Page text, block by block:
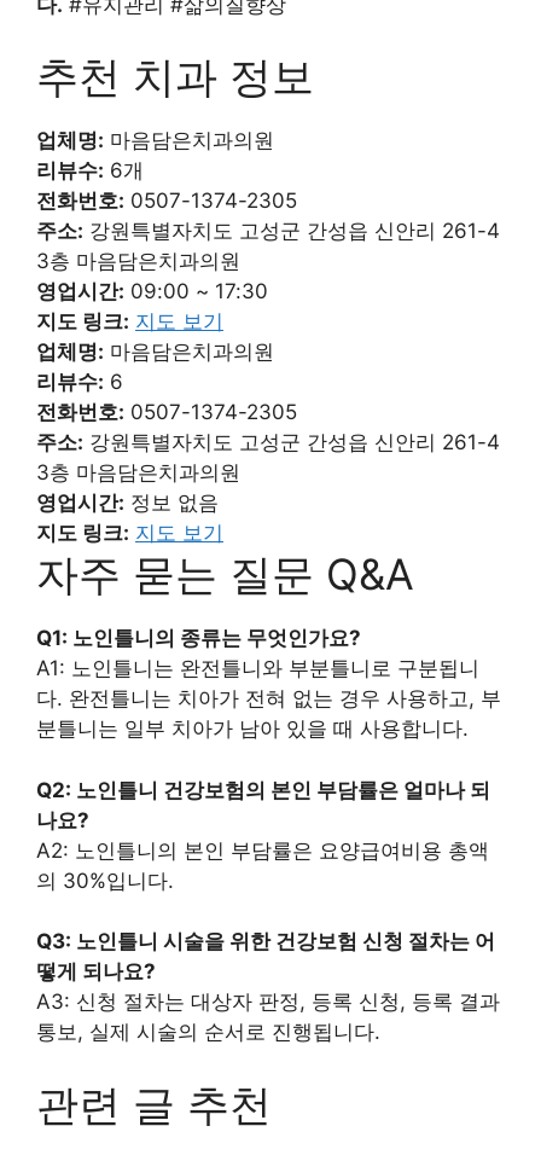
추천 치과 정보
업체명: 마음담은치과의원
리뷰수: 6개
전화번호: 0507-1374-2305
주소: 강원특별자치도 고성군 간성읍 신안리 261-4
3층 마음담은치과의원
영업시간: 09:00 ~ 17:30
지도 링크: 지도 보기
업체명: 마음담은치과의원
리뷰수: 6
전화번호: 0507-1374-2305
주소: 강원특별자치도 고성군 간성읍 신안리 261-4
3층 마음담은치과의원
영업시간: 정보 없음
지도 링크: 지도 보기
자주 묻는 질문 Q&A
Q1: 노인틀니의 종류는 무엇인가요?
A1: 노인틀니는 완전틀니와 부분틀니로 구분됩니
다. 완전틀니는 치아가 전혀 없는 경우 사용하고, 부
분틀니는 일부 치아가 남아 있을 때 사용합니다.
Q2: 노인틀니 건강보험의 본인 부담률은 얼마나 되
나요?
A2: 노인틀니의 본인 부담률은 요양급여비용 총액
의 30%입니다.
Q3: 노인틀니 시술을 위한 건강보험 신청 절차는 어
떻게 되나요?
A3: 신청 절차는 대상자 판정, 등록 신청, 등록 결과
통보, 실제 시술의 순서로 진행됩니다.
관련 글 추천